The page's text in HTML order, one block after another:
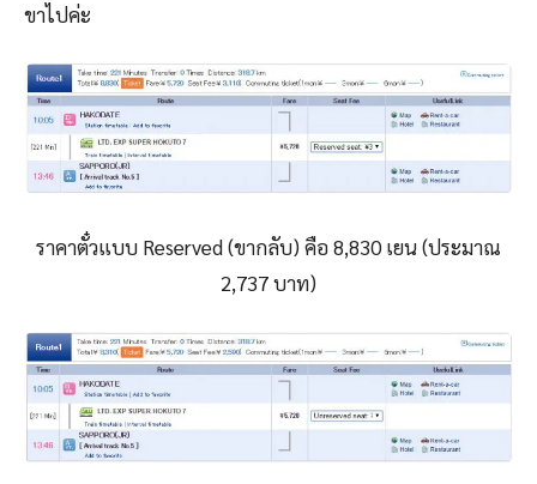
ขาไปค่ะ
ราคาตั๋วแบบ Reserved (ขากลับ) คือ8,830 เยน (ประมาณ
2,737 บาท)